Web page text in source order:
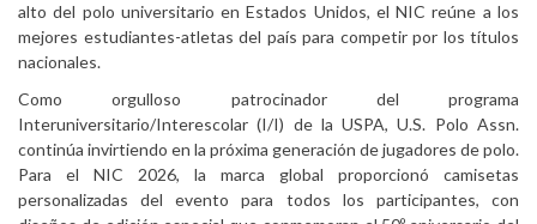
alto del polo universitario en Estados Unidos, el NIC reúne a los
mejores estudiantes-atletas del país para competir por los títulos
nacionales.
Como orgulloso patrocinador del programa
Interuniversitario/Interescolar (I/I) de la USPA, U.S. Polo Assn.
continúa invirtiendo en la próxima generación de jugadores de polo.
Para el NIC 2026, la marca global proporcionó camisetas
personalizadas del evento para todos los participantes, con